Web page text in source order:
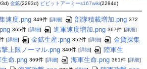
金鉱(2293d) ビビットアーミーs167wiki(2294d)
速度.png 349件 [詳細] 部隊積載増加.png 372
365件 [詳細] 進軍速度増加.png 367件 [詳細]
[詳細] 金鉱生産.png 352件 [詳細]
金貨採集
撃上限ノーマル.png 340件 [詳細]
陸軍生
生命.png 369件 [詳細] 海軍生命.png 361件 [詳細]